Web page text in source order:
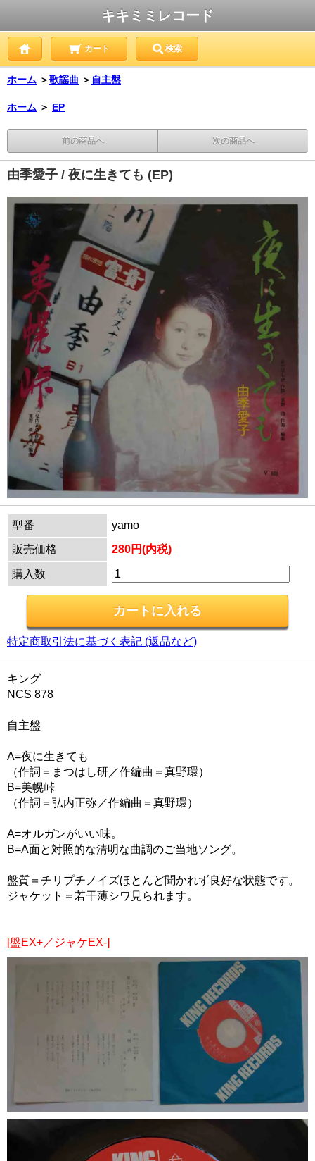
キキミミレコード
カート 検索
ホーム ＞歌謡曲 ＞ 自主盤
ホーム ＞ EP
前の商品へ 次の商品へ
由季愛子 / 夜に生きても (EP)
型番
yamo
販売価格
280円(内税)
購入数
特定商取引法に基づく表記 (返品など)
キング
NCS 878
自主盤
A=夜に生きても
（作詞＝まつはし研／作編曲＝真野環）
B=美幌峠
（作詞＝弘内正弥／作編曲＝真野環）
A=オルガンがいい味。
B=A面と対照的な清明な曲調のご当地ソング。
盤質＝チリプチノイズほとんど聞かれず良好な状態です。
ジャケット＝若干薄シワ見られます。
[盤EX+／ジャケEX-]